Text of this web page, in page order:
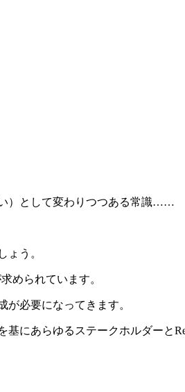
）として変わりつつある常識……
ょう。
められています。
必要になってきます。
にあらゆるステークホルダーと